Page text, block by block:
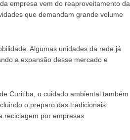
empresa vem do reaproveitamento da
que demandam grande volume
Algumas unidades da rede já
a expansão desse mercado e
Curitiba, o cuidado ambiental também
o preparo das tradicionais
reciclagem por empresas